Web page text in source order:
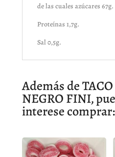
de las cuales azúcares 67g.
Proteínas 1,7g.
Sal 0,5g.
Además de
NEGRO FINI,
interese comprar: